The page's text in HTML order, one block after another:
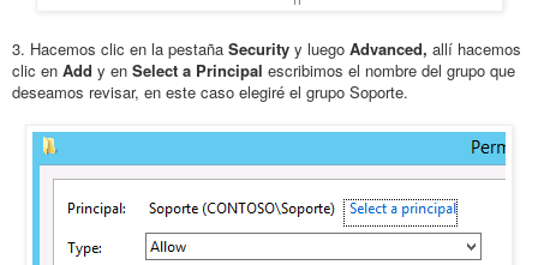
3. Hacemos clic en la pestaña Security y luego Advanced, allí hacemos
clic en Add y en Select a Principal escribimos el nombre del grupo que
deseamos revisar, en este caso elegiré el grupo Soporte.